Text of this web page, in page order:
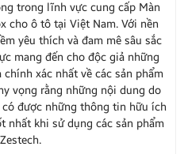
trong lĩnh vực cung cấp Màn
cho ô tô tại Việt Nam. Với nền
yêu thích và đam mê sâu sắc
mang đến cho độc giả những
xác nhất về các sản phẩm
vọng rằng những nội dung do
được những thông tin hữu ích
nhất khi sử dụng các sản phẩm